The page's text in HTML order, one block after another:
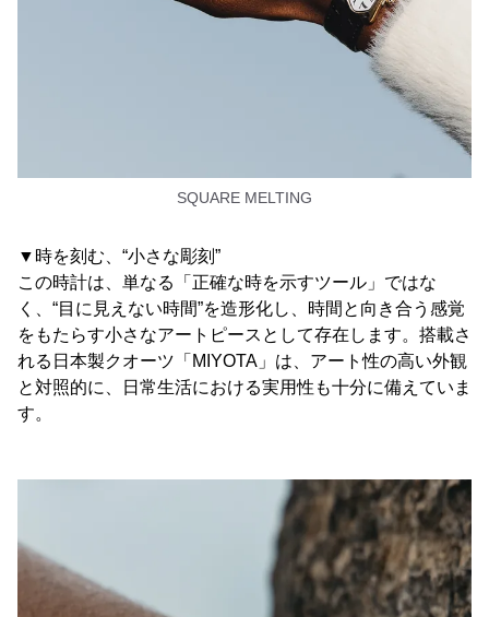
SQUARE MELTING
▼時を刻む、“小さな彫刻”
この時計は、単なる「正確な時を示すツール」ではな
く、“目に見えない時間”を造形化し、時間と向き合う感覚
をもたらす小さなアートピースとして存在します。搭載さ
れる日本製クオーツ「MIYOTA」は、アート性の高い外観
と対照的に、日常生活における実用性も十分に備えていま
す。